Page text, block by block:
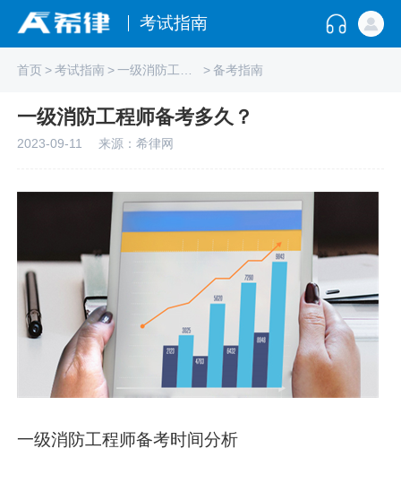
考试指南
首页>考试指南> > 备考指南
一级消防工程师备考多久？
2023-09-11 来源：希律网
一级消防工程师备考时间分析